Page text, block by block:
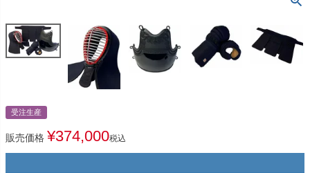
受注生産
販売価格 ¥374,000税込